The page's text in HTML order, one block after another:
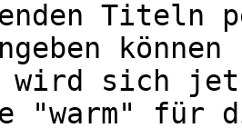
Titeln
wird sich
"warm" für